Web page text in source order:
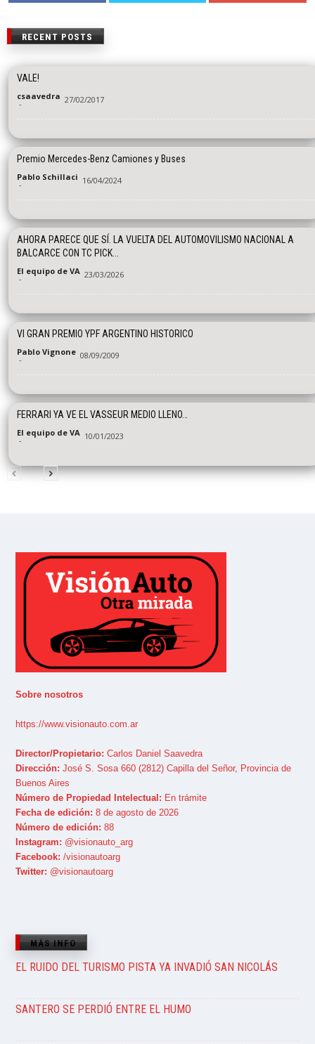
RECENT POSTS
VALE!
csaavedra
- 27/02/2017
Premio Mercedes-Benz Camiones y Buses
Pablo Schillaci
- 16/04/2024
AHORA PARECE QUE SÍ. LA VUELTA DEL AUTOMOVILISMO NACIONAL A
BALCARCE CON TC PICK...
El equipo de VA
- 23/03/2026
VI GRAN PREMIO YPF ARGENTINO HISTORICO
Pablo Vignone
- 08/09/2009
FERRARI YA VE EL VASSEUR MEDIO LLENO…
El equipo de VA
- 10/01/2023
Sobre nosotros
https://www.visionauto.com.ar
Director/Propietario: Carlos Daniel Saavedra
Dirección: José S. Sosa 660 (2812) Capilla del Señor, Provincia de
Buenos Aires
Número de Propiedad Intelectual: En trámite
Fecha de edición: 8 de agosto de 2026
Número de edición: 88
Instagram: @visionauto_arg
Facebook: /visionautoarg
Twitter: @visionautoarg
MÁS INFO
EL RUIDO DEL TURISMO PISTA YA INVADIÓ SAN NICOLÁS
SANTERO SE PERDIÓ ENTRE EL HUMO